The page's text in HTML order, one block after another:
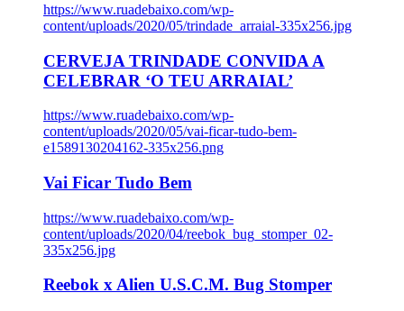
https://www.ruadebaixo.com/wp-
content/uploads/2020/05/trindade_arraial-335x256.jpg
CERVEJA TRINDADE CONVIDA A
CELEBRAR ‘O TEU ARRAIAL’
https://www.ruadebaixo.com/wp-
content/uploads/2020/05/vai-ficar-tudo-bem-
e1589130204162-335x256.png
Vai Ficar Tudo Bem
https://www.ruadebaixo.com/wp-
content/uploads/2020/04/reebok_bug_stomper_02-
335x256.jpg
Reebok x Alien U.S.C.M. Bug Stomper